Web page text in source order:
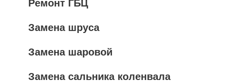
Ремонт ГБЦ
Замена шруса
Замена шаровой
Замена сальника коленвала